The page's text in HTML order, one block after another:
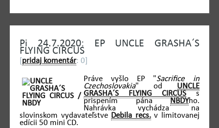
Pi 24.7.2020: EP UNCLE GRASHA´S
FLYING CIRCUS
pridaj komentár: 0]
Práve vyšlo EP "Sacrifice in
Czechoslovakia" od UNCLE
GRASHA´S FLYING CIRCUSs
prispením pánaNBDYho.
Nahrávka vychádza na
slovinskom vydavateľstve Debila recs.v limitovanej
edícii 50 mini CD.